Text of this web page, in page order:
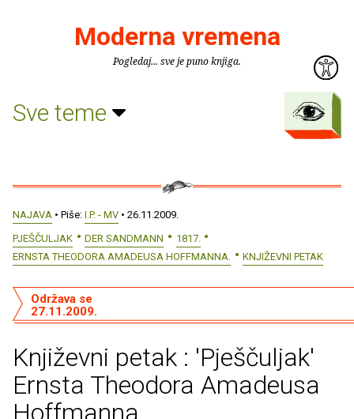
Moderna vremena
Pogledaj... sve je puno knjiga.
Sve teme
NAJAVA • Piše: I.P. - MV • 26.11.2009.
PJEŠČULJAK
DER SANDMANN
1817.
ERNSTA THEODORA AMADEUSA HOFFMANNA.
KNJIŽEVNI PETAK
Književni petak : 'Pješčuljak'
Ernsta Theodora Amadeusa
Hoffmanna
Održava se
27.11.2009.